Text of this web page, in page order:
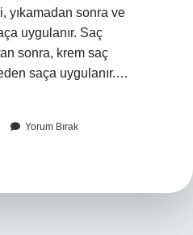
yıkamadan sonra ve
uygulanır. Saç
sonra, krem ​​saç
saça uygulanır.…
Yorum Bırak